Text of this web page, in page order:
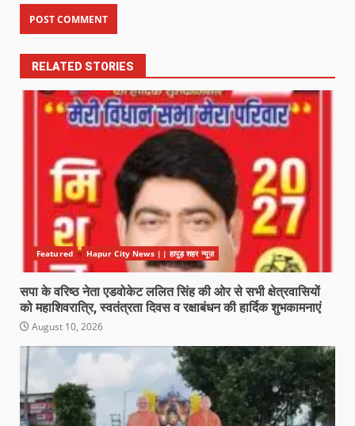
RELATED STORIES
Featured Hapur City News || हापुड़ शहर न्यूज़
सपा के वरिष्ठ नेता एडवोकेट ललित सिंह की ओर से सभी क्षेत्रवासियों
को महाशिवरात्रि, स्वतंत्रता दिवस व रक्षाबंधन की हार्दिक शुभकामनाएं
August 10, 2026